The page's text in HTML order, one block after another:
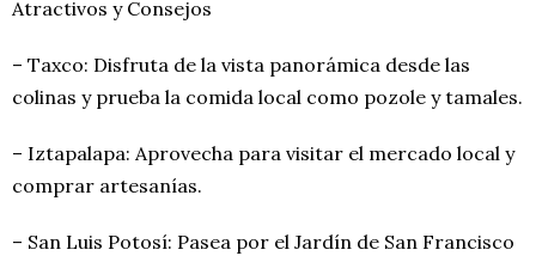
Atractivos y Consejos
– Taxco: Disfruta de la vista panorámica desde las
colinas y prueba la comida local como pozole y tamales.
– Iztapalapa: Aprovecha para visitar el mercado local y
comprar artesanías.
– San Luis Potosí: Pasea por el Jardín de San Francisco